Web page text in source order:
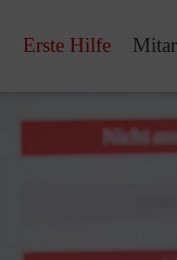
Erste Hilfe